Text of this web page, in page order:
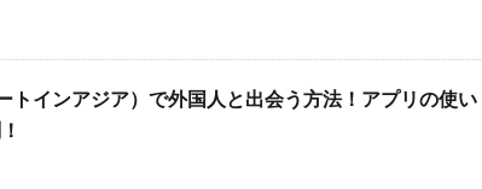
トインアジア）で外国人と出会う方法！アプリの使い